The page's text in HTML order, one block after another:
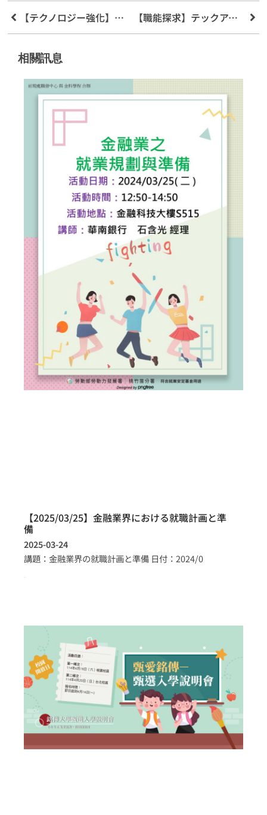
【テクノロジー強化】フィンテックプログラムのブロックチェーン図書システム速報 【職能探求】テックアイランドニュースプラットフォーム
相關訊息
【2025/03/25】金融業界における就職計画と準
備
2025-03-24
講題：金融業界の就職計画と準備 日付：2024/0